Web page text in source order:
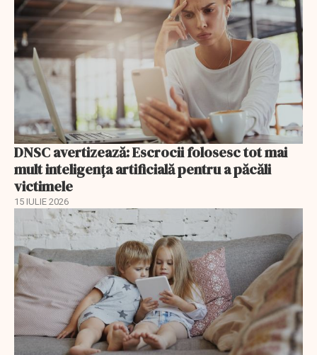
DNSC avertizează: Escrocii folosesc tot mai
mult inteligența artificială pentru a păcăli
victimele
15 IULIE 2026